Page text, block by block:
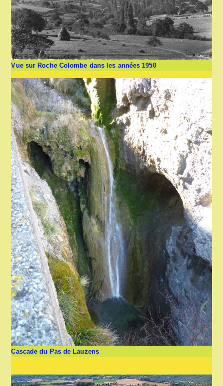
Vue sur Roche Colombe dans les années 1950
Cascade du Pas de Lauzens